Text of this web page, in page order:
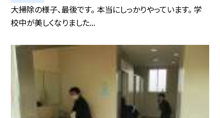
大掃除の様子、最後です。 本当にしっかりやっています。 学
校中が美しくなりました...